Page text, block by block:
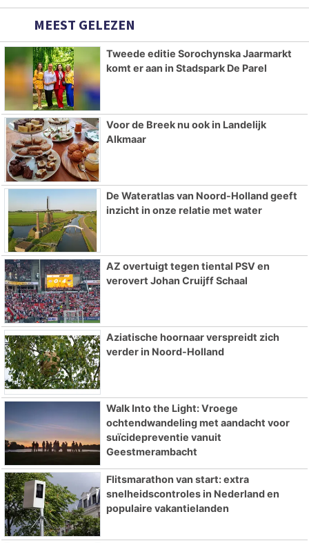
MEEST GELEZEN
Tweede editie Sorochynska Jaarmarkt
komt er aan in Stadspark De Parel
Voor de Breek nu ook in Landelijk
Alkmaar
De Wateratlas van Noord-Holland geeft
inzicht in onze relatie met water
AZ overtuigt tegen tiental PSV en
verovert Johan Cruijff Schaal
Aziatische hoornaar verspreidt zich
verder in Noord-Holland
Walk Into the Light: Vroege
ochtendwandeling met aandacht voor
suïcidepreventie vanuit
Geestmerambacht
Flitsmarathon van start: extra
snelheidscontroles in Nederland en
populaire vakantielanden